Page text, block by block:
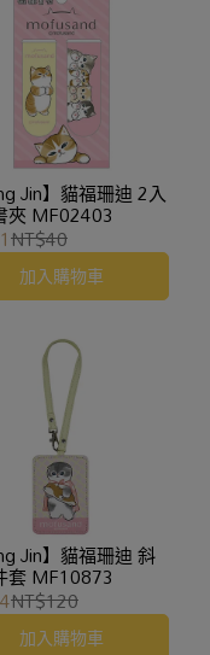
Jin】貓福珊迪 2入
夾 MF02403
NT$40
加入購物車
Jin】貓福珊迪 斜
套 MF10873
NT$120
加入購物車